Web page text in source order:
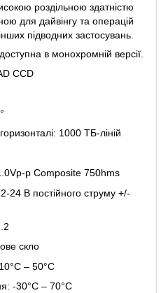
роздільною здатністю
для дайвінгу та операцій
підводних застосувань.
в монохромній версії.
CCD
1000 ТБ-ліній
p Composite 750hms
24 В постійного струму +/-
скло
– 50°C
-30°C – 70°C